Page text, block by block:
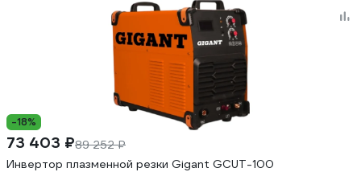
-18%
73 403 ₽89 252 ₽
Инвертор плазменной резки Gigant GCUT-100